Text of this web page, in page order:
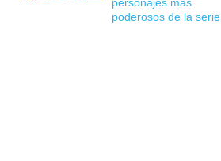
poderosos de la serie